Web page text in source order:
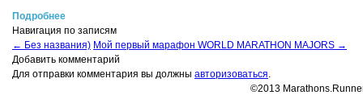
Подробнее
Навигация по записям
← Без названия) Мой первый марафон WORLD MARATHON MAJORS →
Добавить комментарий
Для отправки комментария вы должны авторизоваться.
©2013